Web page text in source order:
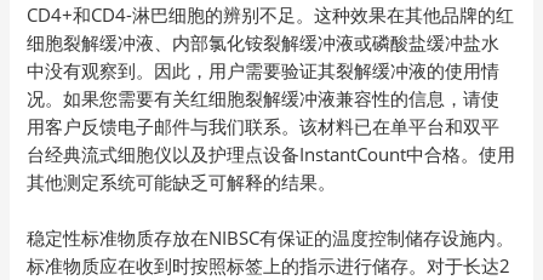
CD4+和CD4-淋巴细胞的辨别不足。这种效果在其他品牌的红
细胞裂解缓冲液、内部氯化铵裂解缓冲液或磷酸盐缓冲盐水
中没有观察到。因此，用户需要验证其裂解缓冲液的使用情
况。如果您需要有关红细胞裂解缓冲液兼容性的信息，请使
用客户反馈电子邮件与我们联系。该材料已在单平台和双平
台经典流式细胞仪以及护理点设备InstantCount中合格。使用
其他测定系统可能缺乏可解释的结果。
稳定性标准物质存放在NIBSC有保证的温度控制储存设施内。
标准物质应在收到时按照标签上的指示进行储存。对于长达2